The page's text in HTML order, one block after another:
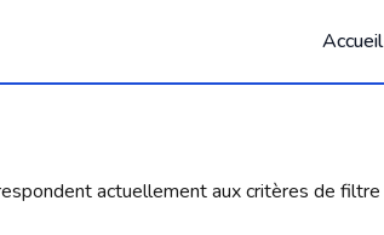
Accueil
actuellement aux critères de